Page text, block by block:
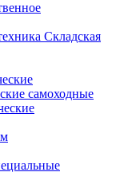
Складская
самоходные